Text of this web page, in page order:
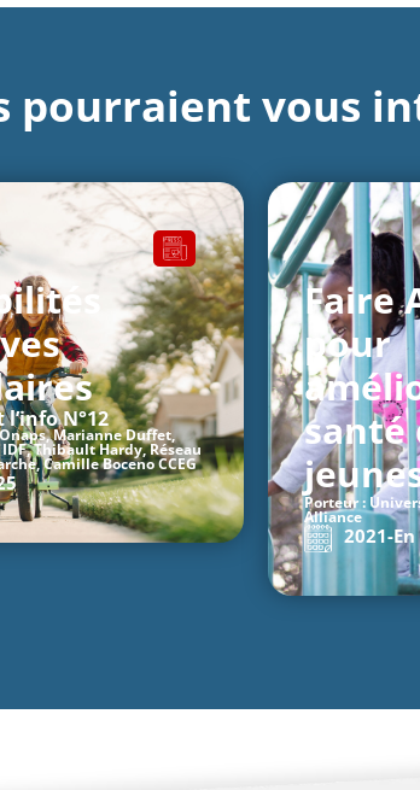
pourraient vous
N°12
Marianne Duffet,
Thibault Hardy, Réseau
Camille Boceno CCEG
Faire
pour
santé
Porteur :
Alliance
2021-